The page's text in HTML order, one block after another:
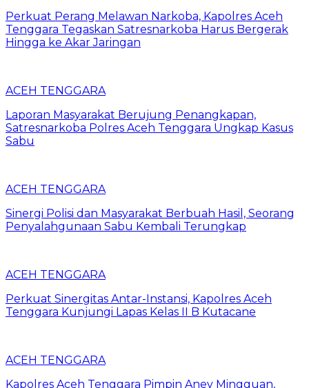
Perkuat Perang Melawan Narkoba, Kapolres Aceh
Tenggara Tegaskan Satresnarkoba Harus Bergerak
Hingga ke Akar Jaringan
ACEH TENGGARA
Laporan Masyarakat Berujung Penangkapan,
Satresnarkoba Polres Aceh Tenggara Ungkap Kasus
Sabu
ACEH TENGGARA
Sinergi Polisi dan Masyarakat Berbuah Hasil, Seorang
Penyalahgunaan Sabu Kembali Terungkap
ACEH TENGGARA
Perkuat Sinergitas Antar-Instansi, Kapolres Aceh
Tenggara Kunjungi Lapas Kelas II B Kutacane
ACEH TENGGARA
Kapolres Aceh Tenggara Pimpin Anev Mingguan,